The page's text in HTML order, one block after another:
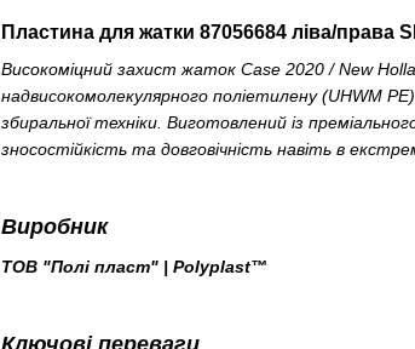
Пластина для жатки 87056684 ліва/права
Високоміцний захист жаток Case 2020 / New
надвисокомолекулярного поліетилену (UHWM
збиральної техніки. Виготовлений із
зносостійкість та довговічність навіть в
Виробник
ТОВ "Полі пласт" | Polyplast™
Ключові переваги